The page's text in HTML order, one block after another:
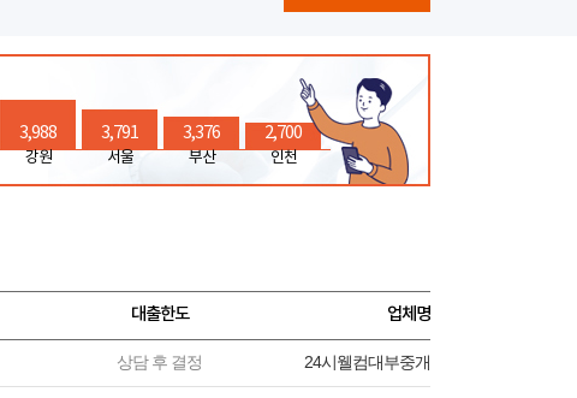
3,988
강원
3,791
서울
3,376
부산
2,700
인천
대출한도 업체명
상담 후 결정 24시웰컴대부중개